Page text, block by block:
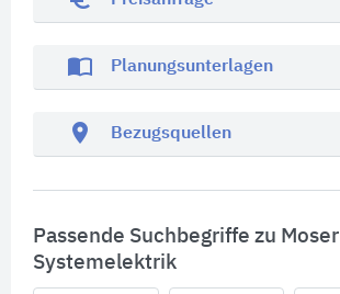
import_contacts Planungsunterlagen
location_on Bezugsquellen
Passende Suchbegriffe zu Moser
Systemelektrik